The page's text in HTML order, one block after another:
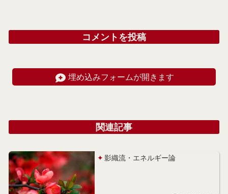
コメントを投稿
埋め込みフォームが開きます
関連記事
影織流・エネルギー論